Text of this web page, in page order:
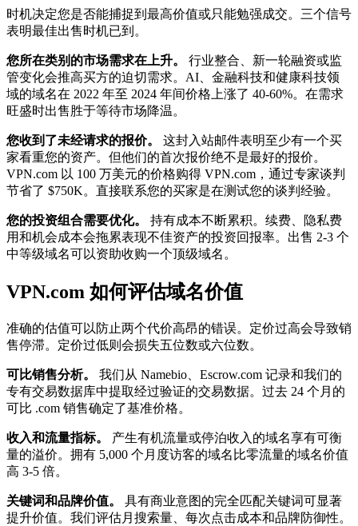
时机决定您是否能捕捉到最高价值或只能勉强成交。三个信号
表明最佳出售时机已到。
您所在类别的市场需求在上升。
行业整合、新一轮融资或监
管变化会推高买方的迫切需求。AI、金融科技和健康科技领
域的域名在 2022 年至 2024 年间价格上涨了 40-60%。在需求
旺盛时出售胜于等待市场降温。
您收到了未经请求的报价。
这封入站邮件表明至少有一个买
家看重您的资产。但他们的首次报价绝不是最好的报价。
VPN.com 以 100 万美元的价格购得 VPN.com，通过专家谈判
节省了 $750K。直接联系您的买家是在测试您的谈判经验。
您的投资组合需要优化。
持有成本不断累积。续费、隐私费
用和机会成本会拖累表现不佳资产的投资回报率。出售 2-3 个
中等级域名可以资助收购一个顶级域名。
VPN.com 如何评估域名价值
准确的估值可以防止两个代价高昂的错误。定价过高会导致销
售停滞。定价过低则会损失五位数或六位数。
可比销售分析。
我们从 Namebio、Escrow.com 记录和我们的
专有交易数据库中提取经过验证的交易数据。过去 24 个月的
可比 .com 销售确定了基准价格。
收入和流量指标。
产生有机流量或停泊收入的域名享有可衡
量的溢价。拥有 5,000 个月度访客的域名比零流量的域名价值
高 3-5 倍。
关键词和品牌价值。
具有商业意图的完全匹配关键词可显著
提升价值。我们评估月搜索量、每次点击成本和品牌防御性。